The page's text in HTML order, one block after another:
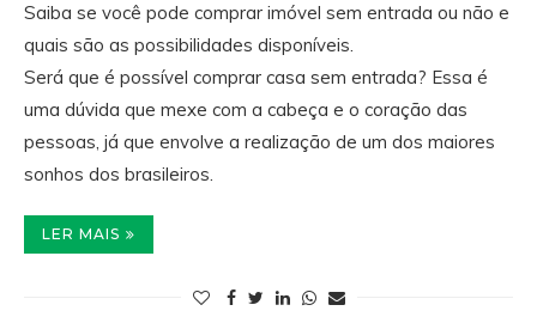
Saiba se você pode comprar imóvel sem entrada ou não e
quais são as possibilidades disponíveis.
Será que é possível comprar casa sem entrada? Essa é
uma dúvida que mexe com a cabeça e o coração das
pessoas, já que envolve a realização de um dos maiores
sonhos dos brasileiros.
LER MAIS